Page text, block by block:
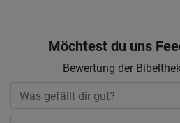
Möchtest du uns
Bewertung der